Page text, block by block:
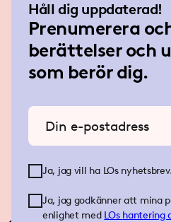
Håll dig uppdaterad!
Prenumerera
berättelser och
som berör dig.
Ange din e-postadress
Ja, jag vill ha LOs nyhetsbrev.
Ja, jag godkänner att mina
enlighet med LOs hantering